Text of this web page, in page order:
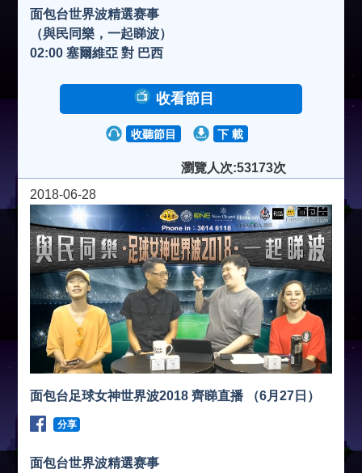
面包台世界波精選赛事
（與民同樂，一起睇波）
02:00 塞爾維亞 對 巴西
收看節目
收聽節目 下 載
瀏覽人次:53173次
2018-06-28
面包台足球女神世界波2018 齊睇直播 （6月27日）
分享
面包台世界波精選赛事